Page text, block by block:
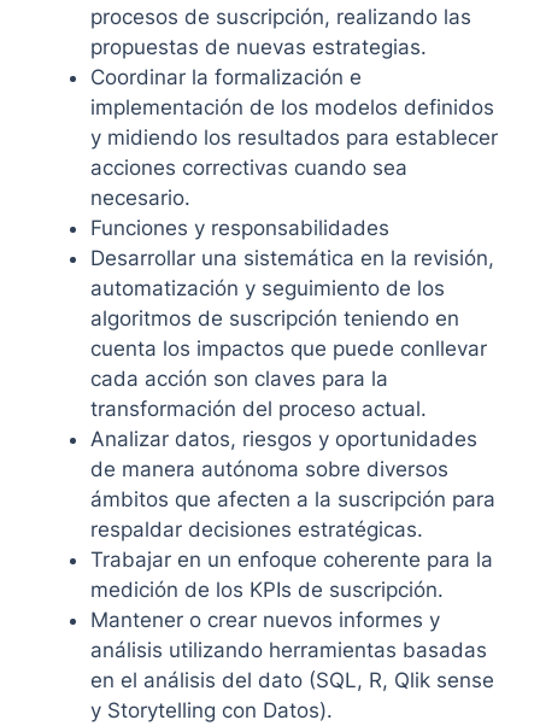
procesos de suscripción, realizando las
propuestas de nuevas estrategias.
Coordinar la formalización e
implementación de los modelos definidos
y midiendo los resultados para establecer
acciones correctivas cuando sea
necesario.
Funciones y responsabilidades
Desarrollar una sistemática en la revisión,
automatización y seguimiento de los
algoritmos de suscripción teniendo en
cuenta los impactos que puede conllevar
cada acción son claves para la
transformación del proceso actual.
Analizar datos, riesgos y oportunidades
de manera autónoma sobre diversos
ámbitos que afecten a la suscripción para
respaldar decisiones estratégicas.
Trabajar en un enfoque coherente para la
medición de los KPIs de suscripción.
Mantener o crear nuevos informes y
análisis utilizando herramientas basadas
en el análisis del dato (SQL, R, Qlik sense
y Storytelling con Datos).